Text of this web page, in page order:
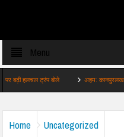
Menu
ट्रंप बोले अहम: कानपुरलखनऊ
Home Uncategorized